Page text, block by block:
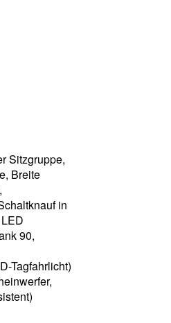
Sitzgruppe,
Breite
in
90,
Tagfahrlicht)